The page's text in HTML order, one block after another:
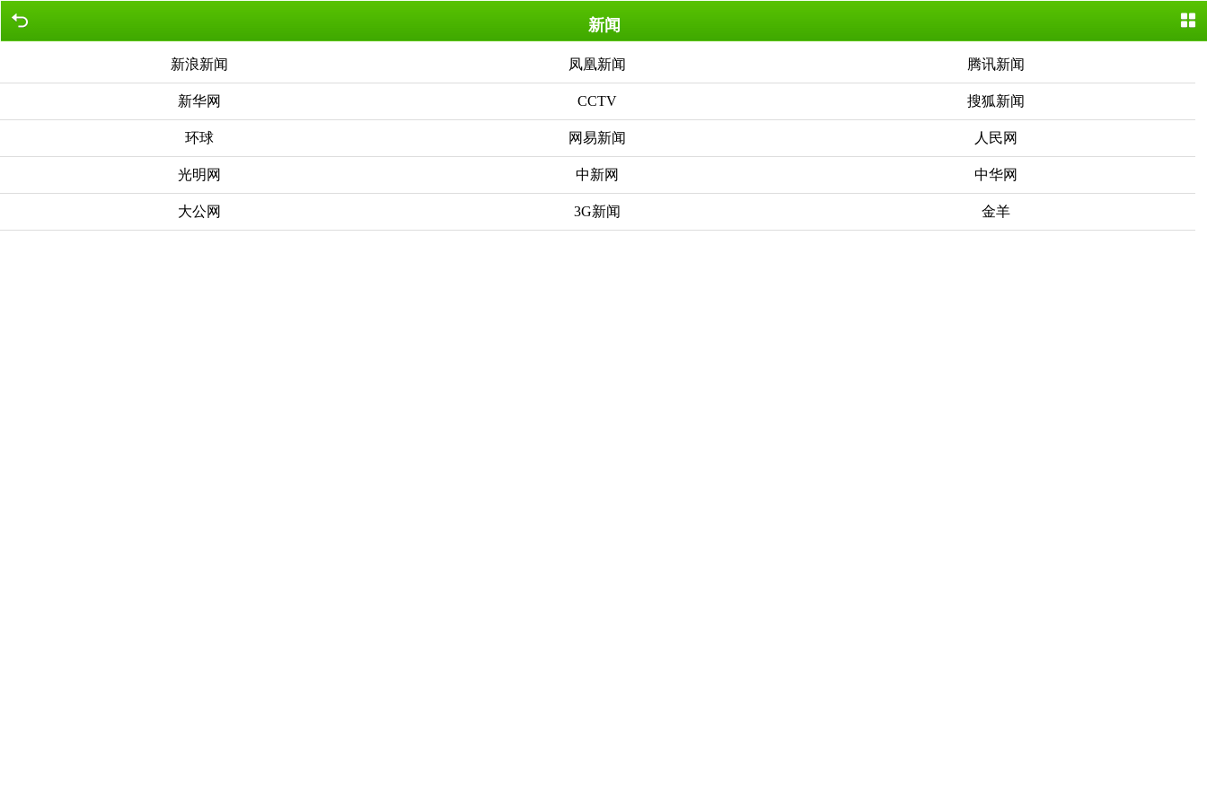
新闻
新浪新闻 凤凰新闻 腾讯新闻
新华网 CCTV 搜狐新闻
环球 网易新闻 人民网
光明网 中新网 中华网
大公网 3G新闻 金羊